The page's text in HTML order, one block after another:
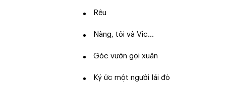
Rêu
Nàng, tôi và Vic...
Góc vườn gọi xuân
Ký ức một người lái đò